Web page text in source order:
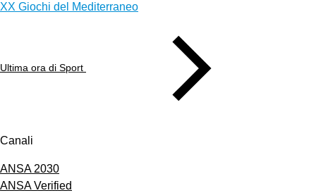
XX Giochi del Mediterraneo
Ultima ora di Sport
Canali
ANSA 2030
ANSA Verified